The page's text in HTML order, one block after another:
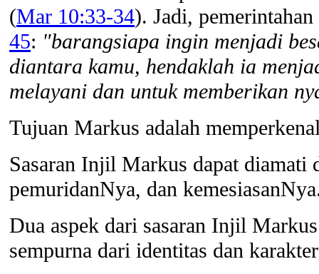
(Mar 10:33-34). Jadi,
45: "barangsiapa ingin menjadi
diantara kamu, hendaklah ia
melayani dan untuk memberikan
Tujuan Markus adalah
Sasaran Injil Markus dapat diamati
pemuridanNya, dan
Dua aspek dari sasaran Injil
sempurna dari identitas dan